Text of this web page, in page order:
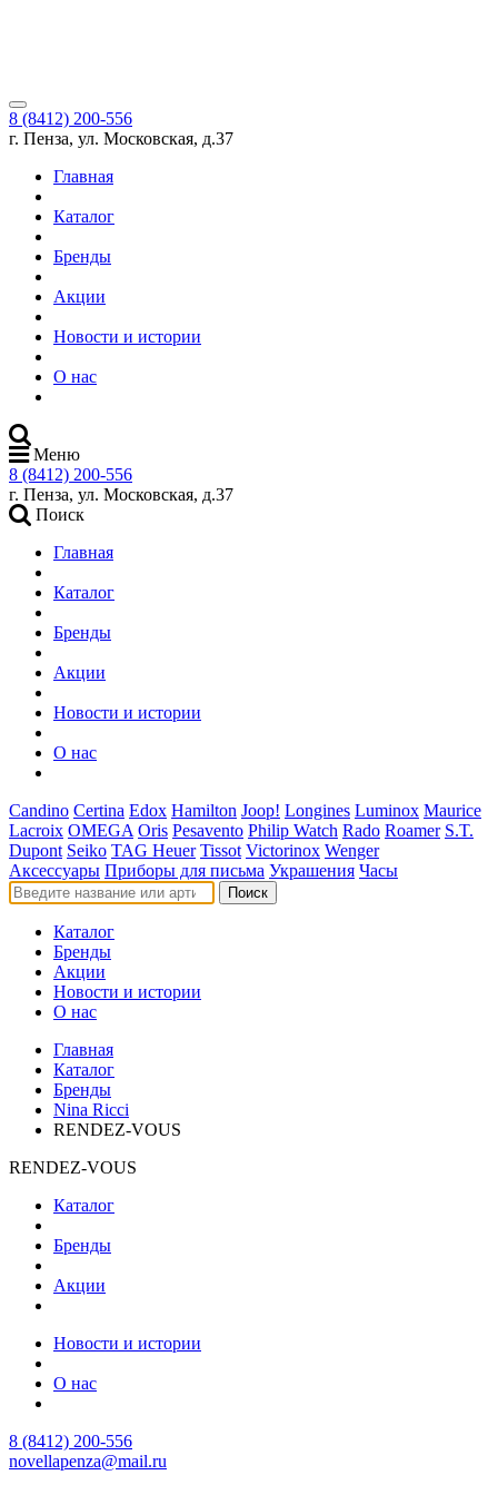
8 (8412) 200-556
г. Пенза, ул. Московская, д.37
Главная
Каталог
Бренды
Акции
Новости и истории
О нас
Меню
8 (8412) 200-556
г. Пенза, ул. Московская, д.37
Поиск
Главная
Каталог
Бренды
Акции
Новости и истории
О нас
Candino Certina Edox Hamilton Joop! Longines Luminox Maurice
Lacroix OMEGA Oris Pesavento Philip Watch Rado Roamer S.T.
Dupont Seiko TAG Heuer Tissot Victorinox Wenger
Аксессуары Приборы для письма Украшения Часы
Поиск
Каталог
Бренды
Акции
Новости и истории
О нас
Главная
Каталог
Бренды
Nina Ricci
RENDEZ-VOUS
RENDEZ-VOUS
Каталог
Бренды
Акции
Новости и истории
О нас
8 (8412) 200-556
novellapenza@mail.ru